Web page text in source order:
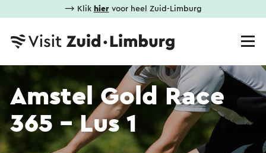
⟶ Klik hiervoor heel Zuid-Limburg
Amstel Gold Race
365 - Lus 1